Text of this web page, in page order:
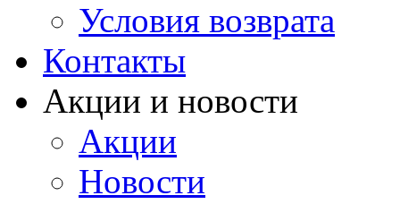
Условия возврата
Контакты
Акции и новости
Акции
Новости